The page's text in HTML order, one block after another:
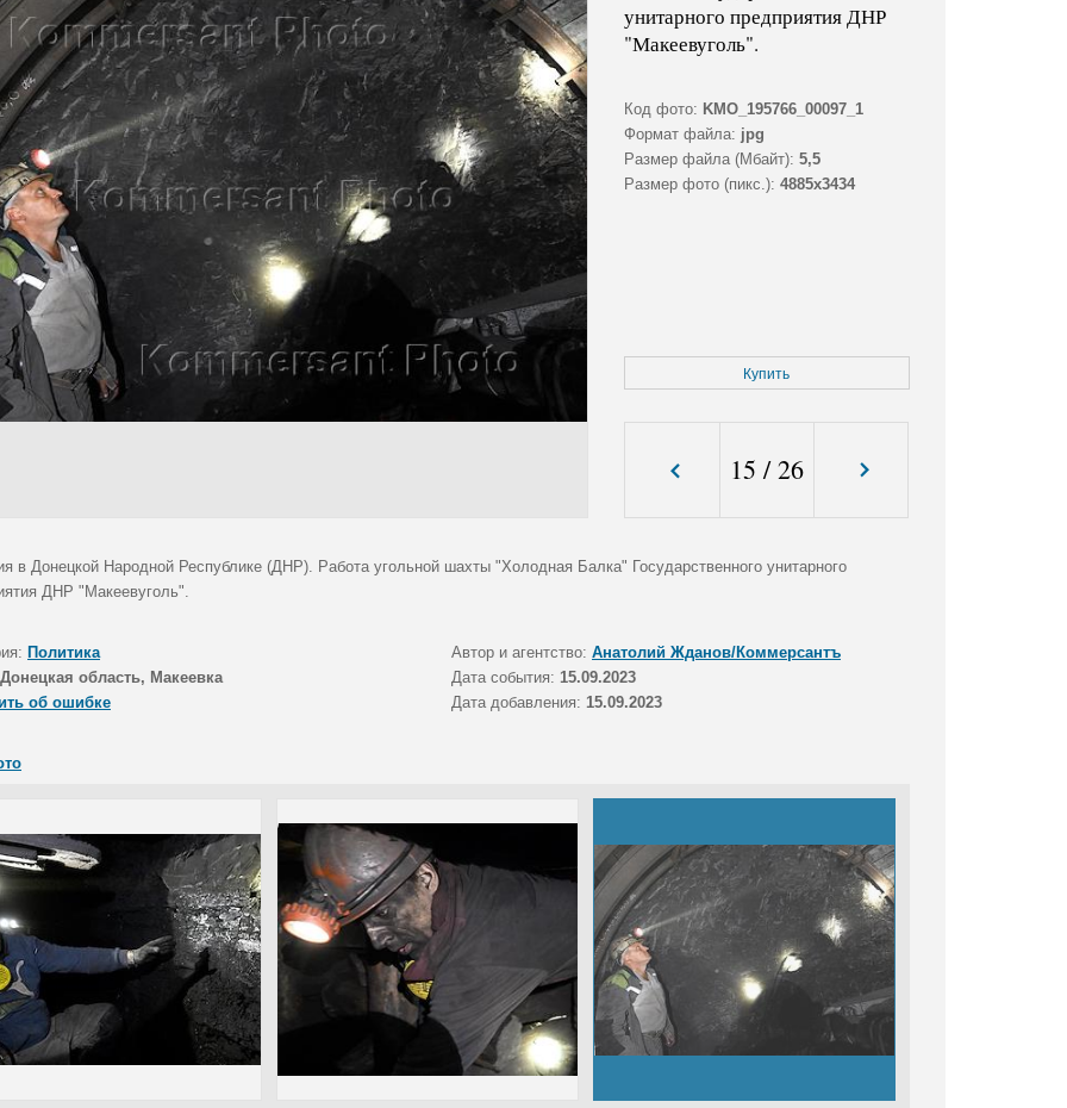
унитарного предприятия ДНР
"Макеевуголь".
Код фото: KMO_195766_00097_1
Формат файла: jpg
Размер файла (Мбайт): 5,5
Размер фото (пикс.): 4885x3434
Купить
15 /26
в Донецкой Народной Республике (ДНР). Работа угольной шахты "Холодная Балка" Государственного унитарного
ДНР "Макеевуголь".
Политика Автор и агентство: Анатолий Жданов/Коммерсантъ
Донецкая область, Макеевка Дата события: 15.09.2023
об ошибке
Дата добавления: 15.09.2023